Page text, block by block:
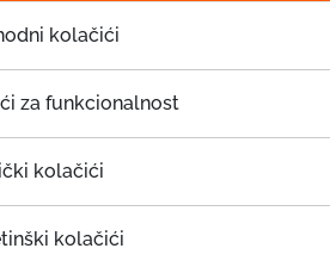
kolačići
za funkcionalnost
kolačići
kolačići
pristup tehnologiji je više nego
olakša učenicima nastavni
puno zahvalnosti. Vjerujemo da
motivisati učenike i stvoriti